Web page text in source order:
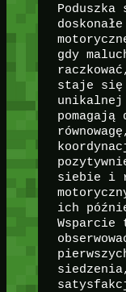
gdy
staje się
pomagają
siebie i
ich
Wsparcie